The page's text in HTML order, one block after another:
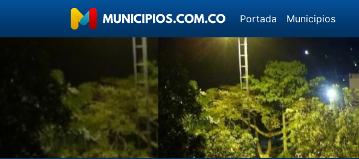
Portada Municipios